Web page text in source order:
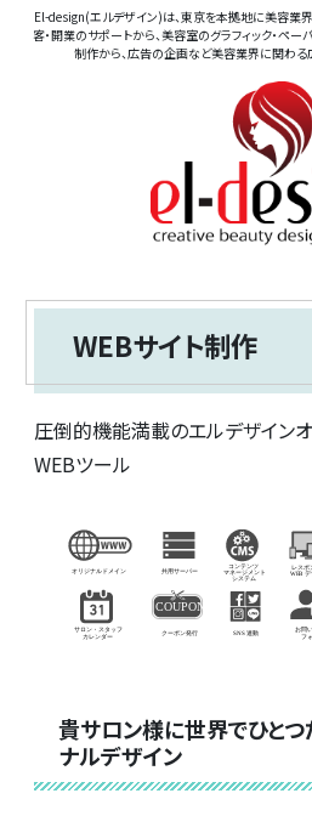
El-design(エルデザイン)は、東京を本拠地に美容業
客・開業のサポートから、美容室のグラフィック・ペ
制作から、広告の企画など美容業界に関わる
WEBサイト制作
圧倒的機能満載のエルデザイン
WEBツール
貴サロン様に世界でひと
ナルデザイン